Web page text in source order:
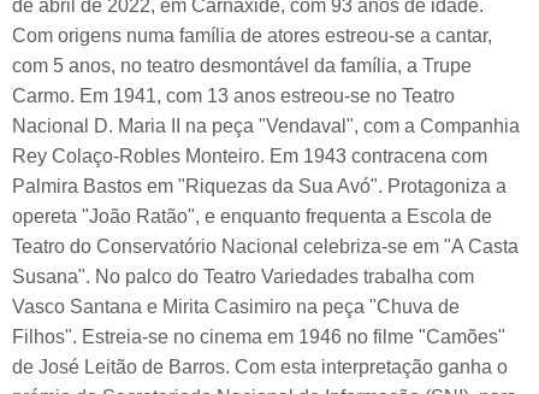
de abril de 2022, em Carnaxide, com 93 anos de idade.
Com origens numa família de atores estreou-se a cantar,
com 5 anos, no teatro desmontável da família, a Trupe
Carmo. Em 1941, com 13 anos estreou-se no Teatro
Nacional D. Maria II na peça "Vendaval", com a Companhia
Rey Colaço-Robles Monteiro. Em 1943 contracena com
Palmira Bastos em "Riquezas da Sua Avó". Protagoniza a
opereta "João Ratão", e enquanto frequenta a Escola de
Teatro do Conservatório Nacional celebriza-se em "A Casta
Susana". No palco do Teatro Variedades trabalha com
Vasco Santana e Mirita Casimiro na peça "Chuva de
Filhos". Estreia-se no cinema em 1946 no filme "Camões"
de José Leitão de Barros. Com esta interpretação ganha o